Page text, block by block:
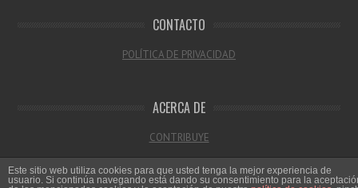
CONTACTO
POLÍTICA DE PRIVACIDAD
ACERCA DE
CONTRIBUYE
Este sitio web utiliza cookies para que usted tenga la mejor experiencia de
usuario. Si continúa navegando está dando su consentimiento para la